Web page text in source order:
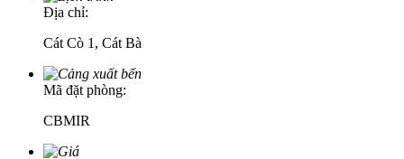
Địa chỉ:
Cát Cò 1, Cát Bà
Mã đặt phòng:
CBMIR